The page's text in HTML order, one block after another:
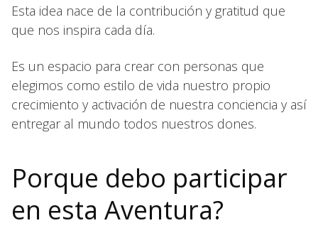
Esta idea nace de la contribución y gratitud que
que nos inspira cada día.
Es un espacio para crear con personas que
elegimos como estilo de vida nuestro propio
crecimiento y activación de nuestra conciencia y así
entregar al mundo todos nuestros dones.
Porque debo participar
en esta Aventura?